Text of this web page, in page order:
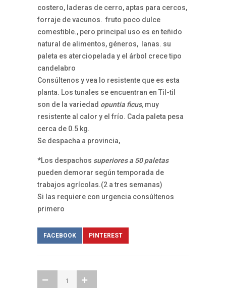
costero, laderas de cerro, aptas para cercos,
forraje de vacunos. fruto poco dulce
comestible., pero principal uso es en teñido
natural de alimentos, géneros, lanas. su
paleta es aterciopelada y el árbol crece tipo
candelabro
Consúltenos y vea lo resistente que es esta
planta. Los tunales se encuentran en Til-til
son de la variedad opuntia ficus, muy
resistente al calor y el frío. Cada paleta pesa
cerca de 0.5 kg.
Se despacha a provincia,
*Los despachos superiores a 50 paletas
pueden demorar según temporada de
trabajos agrícolas.(2 a tres semanas)
Si las requiere con urgencia consúltenos
primero
FACEBOOK PINTEREST